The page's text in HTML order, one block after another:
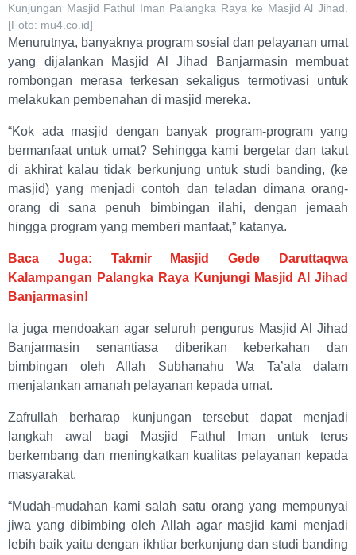
Kunjungan Masjid Fathul Iman Palangka Raya ke Masjid Al Jihad.
[Foto: mu4.co.id]
Menurutnya, banyaknya program sosial dan pelayanan umat
yang dijalankan Masjid Al Jihad Banjarmasin membuat
rombongan merasa terkesan sekaligus termotivasi untuk
melakukan pembenahan di masjid mereka.
“Kok ada masjid dengan banyak program-program yang
bermanfaat untuk umat? Sehingga kami bergetar dan takut
di akhirat kalau tidak berkunjung untuk studi banding, (ke
masjid) yang menjadi contoh dan teladan dimana orang-
orang di sana penuh bimbingan ilahi, dengan jemaah
hingga program yang memberi manfaat,” katanya.
Baca Juga: Takmir Masjid Gede Daruttaqwa
Kalampangan Palangka Raya Kunjungi Masjid Al Jihad
Banjarmasin!
Ia juga mendoakan agar seluruh pengurus Masjid Al Jihad
Banjarmasin senantiasa diberikan keberkahan dan
bimbingan oleh Allah Subhanahu Wa Ta’ala dalam
menjalankan amanah pelayanan kepada umat.
Zafrullah berharap kunjungan tersebut dapat menjadi
langkah awal bagi Masjid Fathul Iman untuk terus
berkembang dan meningkatkan kualitas pelayanan kepada
masyarakat.
“Mudah-mudahan kami salah satu orang yang mempunyai
jiwa yang dibimbing oleh Allah agar masjid kami menjadi
lebih baik yaitu dengan ikhtiar berkunjung dan studi banding